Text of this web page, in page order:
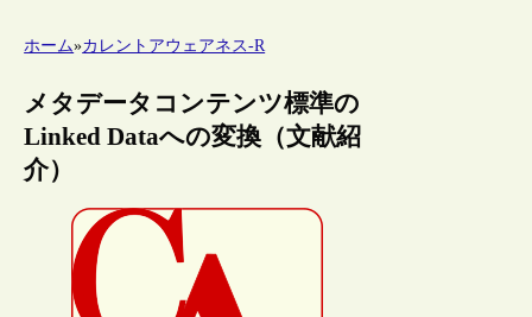
ホーム»カレントアウェアネス-R
メタデータコンテンツ標準の
Linked Dataへの変換（文献紹
介）